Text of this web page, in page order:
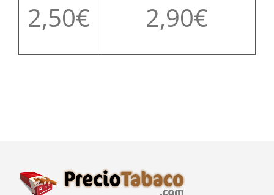
2,50 2,90